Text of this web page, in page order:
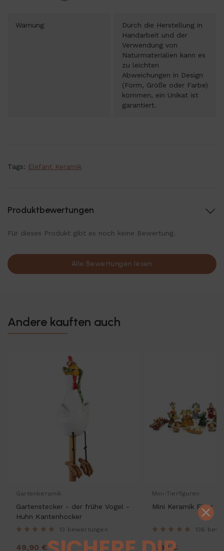
Warnung
Durch die Herstellung in
Handarbeit und der
Verwendung von
Naturmaterialien kann es
zu leichten
Abweichungen in Design
(Form, Größe oder Farbe)
kommen, ein Unikat ist
garantiert.
Tags: Elefant Keramik
Produktbewertungen
Für dieses Produkt gibt es noch keine Bewertung.
Alle Bewertungen lesen
Andere kauften auch
Gartenkeramik
Gartenstecker - der frühe Vogel -
Huhn Kantenhocker
13 bewertungen
49,90 €
Mini-Tierfiguren
Mini Keramik Figur
136
6,99 €